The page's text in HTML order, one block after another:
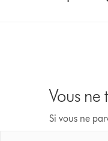
Vous ne
Si vous ne